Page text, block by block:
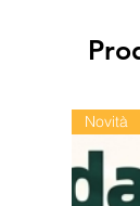
Novità